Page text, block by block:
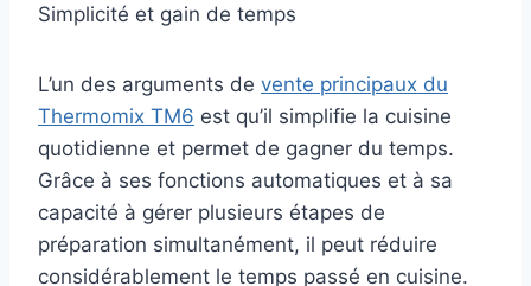
Simplicité et gain de temps
L’un des arguments de vente principaux du
Thermomix TM6 est qu’il simplifie la cuisine
quotidienne et permet de gagner du temps.
Grâce à ses fonctions automatiques et à sa
capacité à gérer plusieurs étapes de
préparation simultanément, il peut réduire
considérablement le temps passé en cuisine.